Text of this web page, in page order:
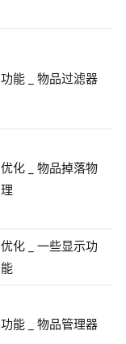
功能 _ 物品过滤器
优化 _ 物品掉落物
理
优化 _ 一些显示功
能
功能 _ 物品管理器